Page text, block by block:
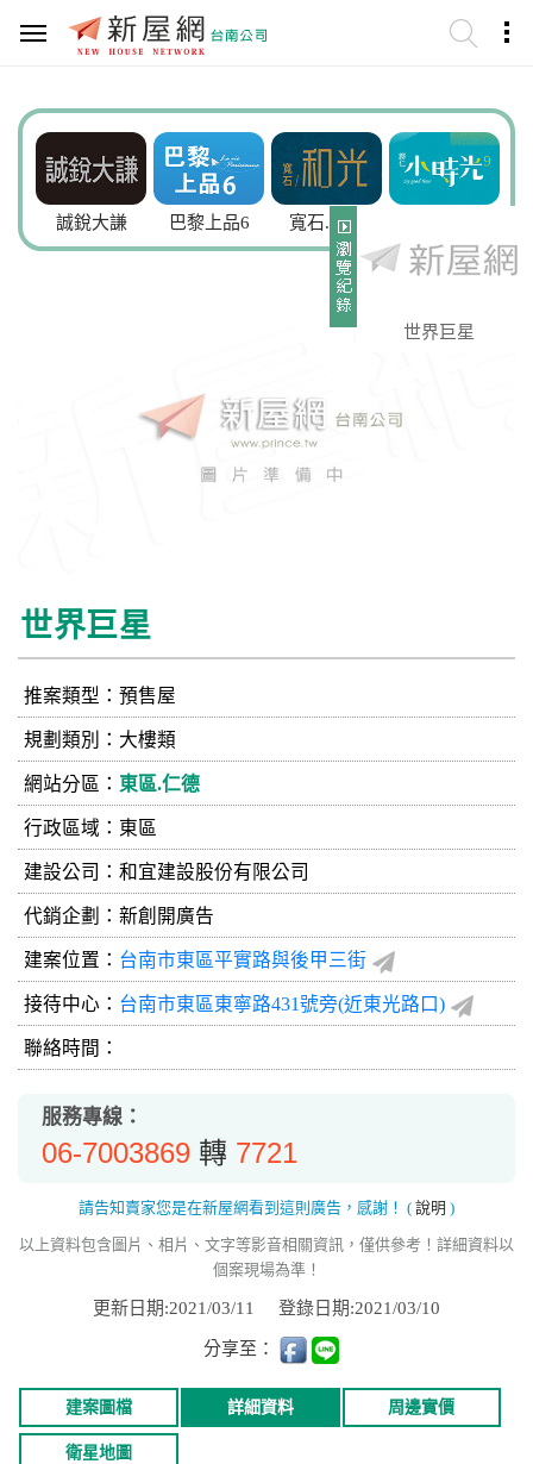
世界巨星
誠銳大謙 巴黎上品6 寬石.和光
世界巨星
推案類型：預售屋
規劃類別：大樓類
網站分區： 東區.仁德
行政區域：東區
建設公司： 和宜建設股份有限公司
代銷企劃：新創開廣告
建案位置： 台南市東區平實路與後甲三街
接待中心： 台南市東區東寧路431號旁(近東光路口)
聯絡時間：
服務專線：
06-7003869 轉 7721
請告知賣家您是在新屋網看到這則廣告，感謝！ ( 說明 )
以上資料包含圖片、相片、文字等影音相關資訊，僅供參考！詳細資料以
個案現場為準！
更新日期:2021/03/11 登錄日期:2021/03/10
分享至：
建案圖檔 詳細資料 周邊實價
衛星地圖